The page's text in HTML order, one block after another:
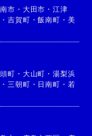
市 ・ 大田市 ・ 江津
・吉賀町 ・飯南町 ・ 美
町 ・ 大山町 ・ 湯梨浜
・ 三朝町 ・ 日南町 ・ 若